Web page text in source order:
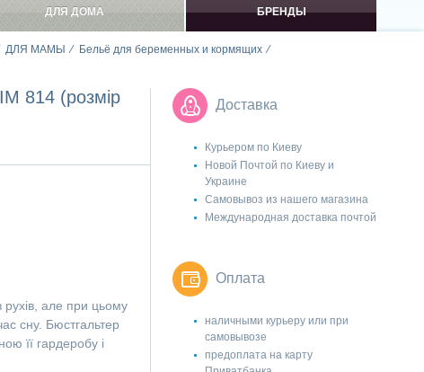
ДЛЯ МАМЫ
Бельё для беременных и кормящих
814 (розмір
але при цьому
сну. Бюстгальтер
її гардеробу і
Доставка
Курьером по Киеву
Новой Почтой по Киеву и
Украине
Самовывоз из нашего магазина
Международная доставка почтой
Оплата
наличными курьеру или при
самовывозе
предоплата на карту
ДЛЯ ДОМА БРЕНДЫ